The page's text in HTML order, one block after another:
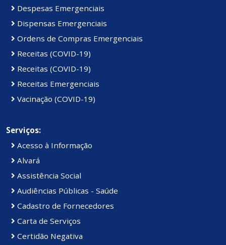
Despesas Emergenciais
Dispensas Emergenciais
Ordens de Compras Emergenciais
Receitas (COVID-19)
Receitas (COVID-19)
Receitas Emergenciais
Vacinação (COVID-19)
Serviços:
Acesso à Informação
Alvará
Assistência Social
Audiências Públicas - Saúde
Cadastro de Fornecedores
Carta de Serviços
Certidão Negativa